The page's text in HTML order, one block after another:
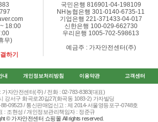
18:00
무)
하기
국민은행 816901-04-198109
NH농협은행 301-0140-6735-11
기업은행 221-371433-04-017
신한은행 100-029-662730
우리은행 1005-702-598613
예금주 : 가자안전센터(주)
내 개인정보처리방침 이용약관 고객센터
가자안전센터(주) / 전화 : 02-783-8383(대표)
강서구 화곡로20길27(화곡동 1083-2) 가자빌딩
09523 / 통신판매업신고 : 제 2014-서울영등포구-0748호
: 조현성 / 개인정보관리책임자 : 정준규
© 가자안전센터 쇼핑몰 All rights reserved.